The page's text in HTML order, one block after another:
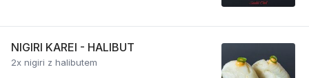
NIGIRI KAREI - HALIBUT
2x nigiri z halibutem